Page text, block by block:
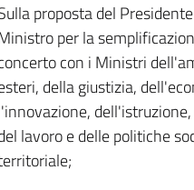
proposta del
per la
con i Ministri
della giustizia,
lavoro e delle politiche